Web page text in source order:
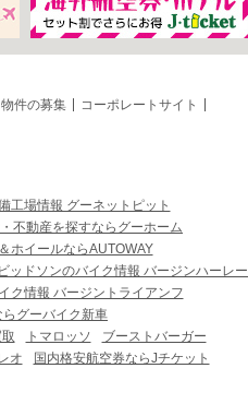
件の募集 コーポレートサイト
工場情報 グーネットピット
不動産を探すならグーホーム
ホイールならAUTOWAY
ッドソンのバイク情報 バージンハーレー
ク情報 バージントライアンフ
グーバイク新車
トマロッソ
ブーストバーガー
オ
国内格安航空券ならJチケット